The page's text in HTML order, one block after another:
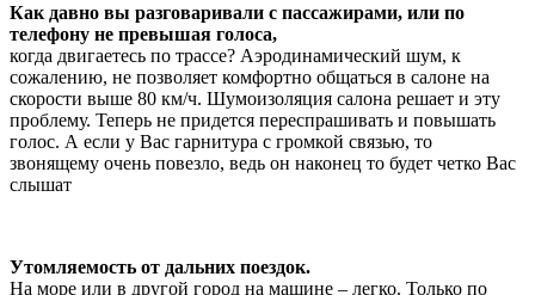
Как давно вы разговаривали с пассажирами, или по
телефону не превышая голоса,
когда двигаетесь по трассе? Аэродинамический шум, к
сожалению, не позволяет комфортно общаться в салоне на
скорости выше 80 км/ч. Шумоизоляция салона решает и эту
проблему. Теперь не придется переспрашивать и повышать
голос. А если у Вас гарнитура с громкой связью, то
звонящему очень повезло, ведь он наконец то будет четко Вас
слышат
Утомляемость от дальних поездок.
На море или в другой город на машине – легко. Только по